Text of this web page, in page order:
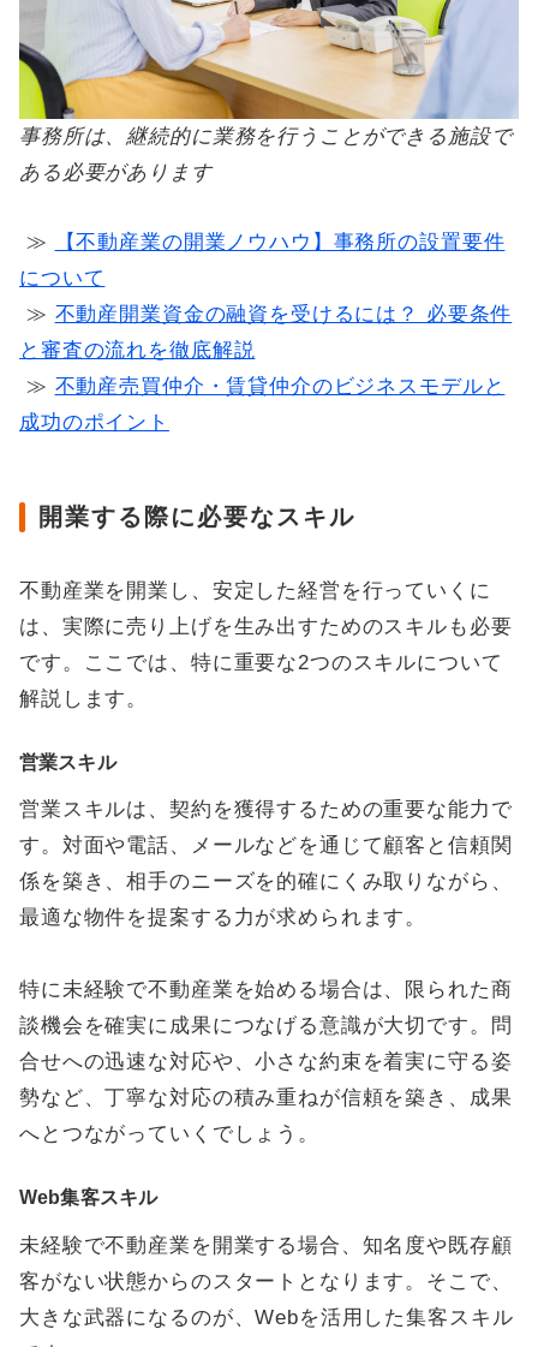
事務所は、継続的に業務を行うことができる施設で
ある必要があります
≫
【不動産業の開業ノウハウ】事務所の設置要件
について
≫ 不動産開業資金の融資を受けるには？ 必要条件
と審査の流れを徹底解説
≫ 不動産売買仲介・賃貸仲介のビジネスモデルと
成功のポイント
開業する際に必要なスキル
不動産業を開業し、安定した経営を行っていくに
は、実際に売り上げを生み出すためのスキルも必要
です。ここでは、特に重要な2つのスキルについて
解説します。
営業スキル
営業スキルは、契約を獲得するための重要な能力で
す。対面や電話、メールなどを通じて顧客と信頼関
係を築き、相手のニーズを的確にくみ取りながら、
最適な物件を提案する力が求められます。
特に未経験で不動産業を始める場合は、限られた商
談機会を確実に成果につなげる意識が大切です。問
合せへの迅速な対応や、小さな約束を着実に守る姿
勢など、丁寧な対応の積み重ねが信頼を築き、成果
へとつながっていくでしょう。
Web集客スキル
未経験で不動産業を開業する場合、知名度や既存顧
客がない状態からのスタートとなります。そこで、
大きな武器になるのが、Webを活用した集客スキル